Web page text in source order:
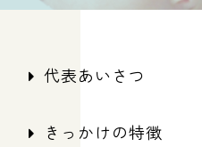
代表あいさつ
きっかけの特徴